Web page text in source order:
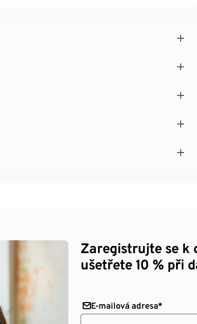
Zaregistrujte se k
ušetřete 10 % při
E-mailová adresa*